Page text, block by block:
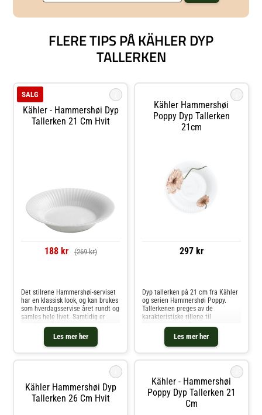
FLERE TIPS PÅ KÄHLER DYP
TALLERKEN
Kähler - Hammershøi Dyp
Tallerken 21 Cm Hvit
SALG
188 kr (269 kr)
Les mer her
Det stilrene Hammershøi-serviset
har en klassisk look, og kan brukes
som hverdagsservise året rundt og
samles hele livet. Samtidig er
skape eleganse på ethvert
festbord. Denne dype tallerkenen
er perfekt til både en
Kähler Hammershøi
Poppy Dyp Tallerken
21cm
297 kr
Les mer her
Dyp tallerken på 21 cm fra Kähler
og serien Hammershøi Poppy.
Tallerkenen preges av de
karakteristiske rillene til
designet av Hans-Christian Bauer
og dekorert av Rikke Jacobsen
med nydelige akvarellmalte
Kähler Hammershøi Dyp
Tallerken 26 Cm Hvit
Kähler - Hammershøi
Poppy Dyp Tallerken 21
Cm